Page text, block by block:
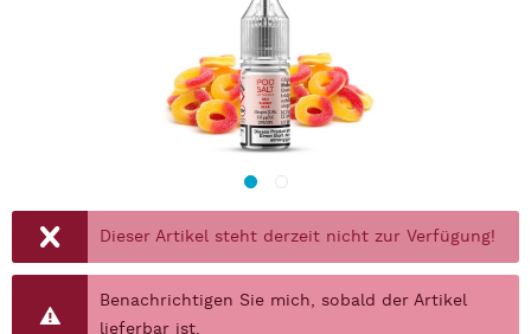
Dieser Artikel steht derzeit nicht zur Verfügung!
Benachrichtigen Sie mich, sobald der Artikel
lieferbar ist.